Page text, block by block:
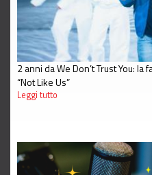
2 anni da We Don’t Trust You:
“Not Like Us”
Leggi tutto